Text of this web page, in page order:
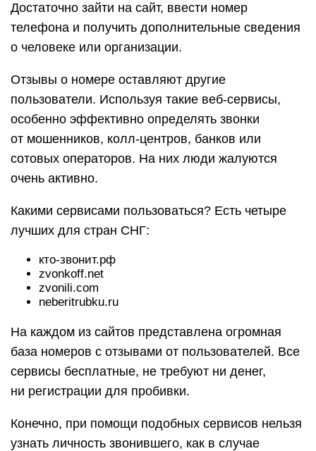
Достаточно зайти на сайт, ввести номер
телефона и получить дополнительные сведения
о человеке или организации.
Отзывы о номере оставляют другие
пользователи. Используя такие веб-сервисы,
особенно эффективно определять звонки
от мошенников, колл-центров, банков или
сотовых операторов. На них люди жалуются
очень активно.
Какими сервисами пользоваться? Есть четыре
лучших для стран СНГ:
кто-звонит.рф
zvonkoff.net
zvonili.com
neberitrubku.ru
На каждом из сайтов представлена огромная
база номеров с отзывами от пользователей. Все
сервисы бесплатные, не требуют ни денег,
ни регистрации для пробивки.
Конечно, при помощи подобных сервисов нельзя
узнать личность звонившего, как в случае